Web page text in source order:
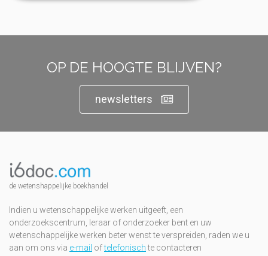
OP DE HOOGTE BLIJVEN?
newsletters
de wetenshappelijke boekhandel
Indien u wetenschappelijke werken uitgeeft, een
onderzoekscentrum, leraar of onderzoeker bent en uw
wetenschappelijke werken beter wenst te verspreiden, raden we u
aan om ons via e-mail oftelefonischte contacteren